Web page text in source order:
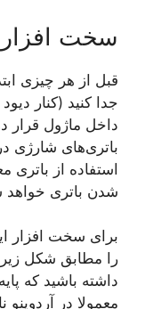
سخت
داخل ماژول قرار
باتری‌های شارژی
استفاده از
شدن باتری
را مطابق شکل زیر